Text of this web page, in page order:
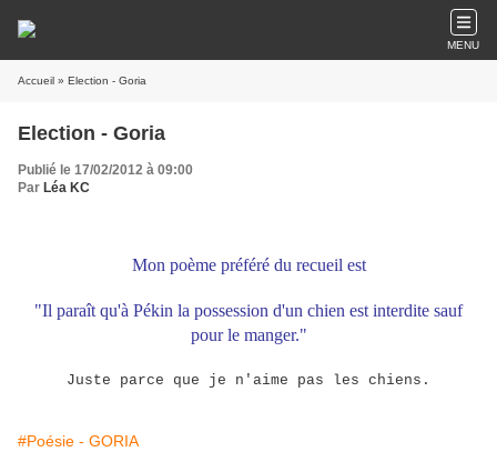
MENU
Accueil » Election - Goria
Election - Goria
Publié le 17/02/2012 à 09:00
Par Léa KC
Mon poème préféré du recueil est
"Il paraît qu'à Pékin la possession d'un chien est interdite sauf
pour le manger."
Juste parce que je n'aime pas les chiens.
#Poésie - GORIA